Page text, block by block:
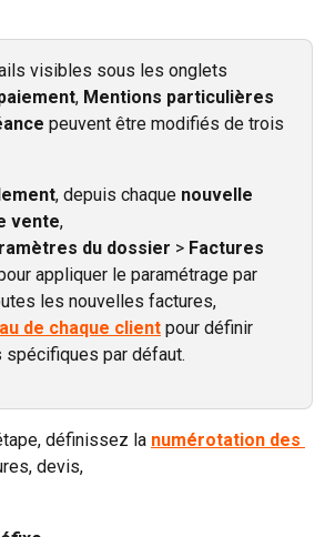
visibles sous les onglets
, Mentions particulières
peuvent être modifiés de trois
, depuis chaque nouvelle
vente,
du dossier > Factures
appliquer le paramétrage par
les nouvelles factures,
de chaque client pour définir
par défaut.
étape, définissez la
numérotation des
devis,